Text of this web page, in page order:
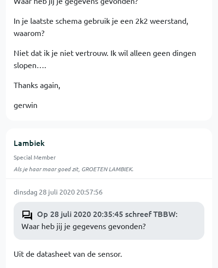
In je laatste schema gebruik je een 2k2 weerstand,
waarom?
Niet dat ik je niet vertrouw. Ik wil alleen geen dingen
slopen….
Thanks again,
gerwin
Lambiek
Special Member
Als je haar maar goed zit, GROETEN LAMBIEK.
dinsdag 28 juli 2020 20:57:56
Op 28 juli 2020 20:35:45 schreef TBBW:
Waar heb jij je gegevens gevonden?
Uit de datasheet van de sensor.